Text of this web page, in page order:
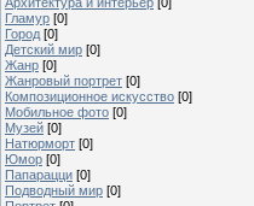
Гламур [0]
Город [0]
Детский мир [0]
Жанр [0]
Жанровый портрет [0]
Композиционное искусство [0]
Мобильное фото [0]
Музей [0]
Натюрморт [0]
Юмор [0]
Папарацци [0]
Подводный мир [0]